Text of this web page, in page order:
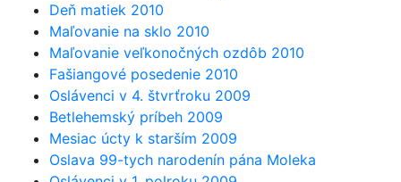
Deň matiek 2010
Maľovanie na sklo 2010
Maľovanie veľkonočných ozdôb 2010
Fašiangové posedenie 2010
Oslávenci v 4. štvrťroku 2009
Betlehemský príbeh 2009
Mesiac úcty k starším 2009
Oslava 99-tych narodenín pána Moleka